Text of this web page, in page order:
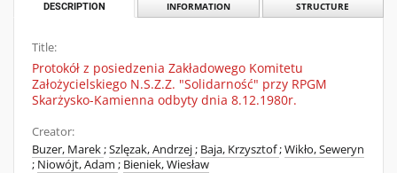
DESCRIPTION INFORMATION STRUCTURE
Title:
Protokół z posiedzenia Zakładowego Komitetu
Założycielskiego N.S.Z.Z. "Solidarność" przy RPGM
Skarżysko-Kamienna odbyty dnia 8.12.1980r.
Creator:
Buzer, Marek;Szlęzak, Andrzej; Baja, Krzysztof;Wikło, Seweryn
; Niowójt, Adam ; Bieniek, Wiesław